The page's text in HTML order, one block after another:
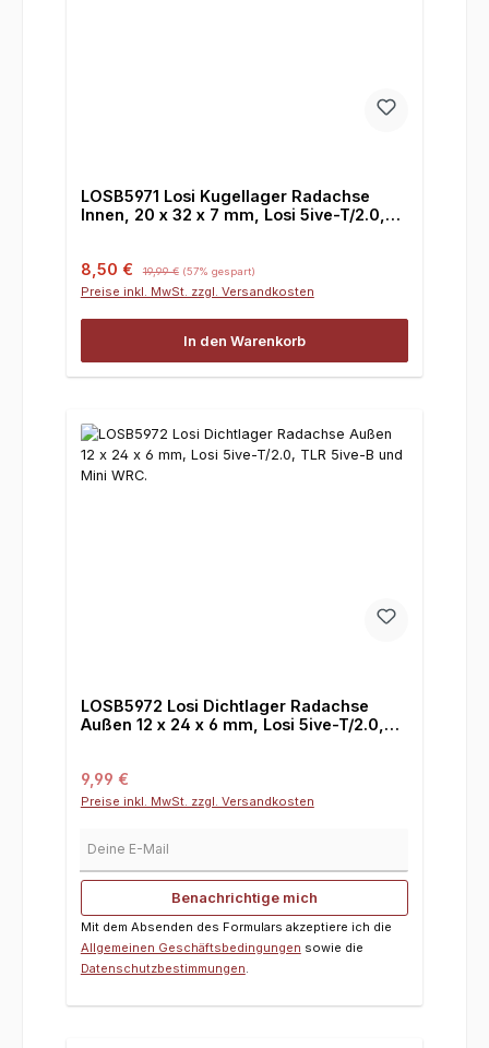
LOSB5971 Losi Kugellager Radachse
Innen, 20 x 32 x 7 mm, Losi 5ive-T/2.0,
Verkaufspreis:
8,50 € Regulärer Preis:
19,99 € (57% gespart)
Preise inkl. MwSt. zzgl. Versandkosten
In den Warenkorb
LOSB5972 Losi Dichtlager Radachse
Außen 12 x 24 x 6 mm, Losi 5ive-T/2.0,
Regulärer Preis:
9,99 €
Preise inkl. MwSt. zzgl. Versandkosten
Benachrichtige mich
Mit dem Absenden des Formulars akzeptiere ich die
Allgemeinen Geschäftsbedingungen sowie die
Datenschutzbestimmungen